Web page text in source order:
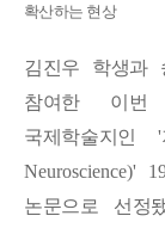
확산하는 현상
김진우 학생과
참여한 이번
국제학술지인 '
Neuroscience)'
논문으로 선정